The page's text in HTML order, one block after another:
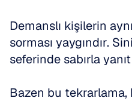
Demanslı kişilerin
sorması yaygındır.
seferinde sabırla
Bazen bu